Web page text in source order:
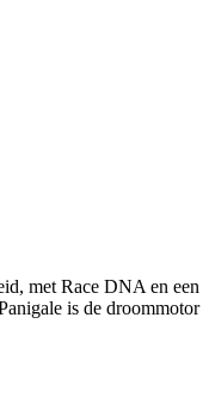
met Race DNA en een
is de droommotor